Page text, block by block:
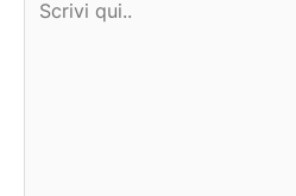
qui..